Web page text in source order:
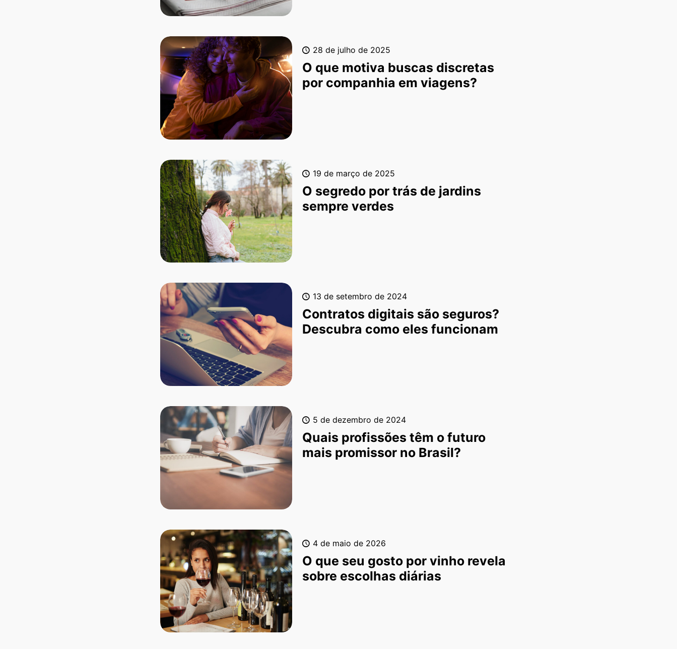
28 de julho de 2025
O que motiva buscas discretas
por companhia em viagens?
19 de março de 2025
O segredo por trás de jardins
sempre verdes
13 de setembro de 2024
Contratos digitais são seguros?
Descubra como eles funcionam
5 de dezembro de 2024
Quais profissões têm o futuro
mais promissor no Brasil?
4 de maio de 2026
O que seu gosto por vinho revela
sobre escolhas diárias